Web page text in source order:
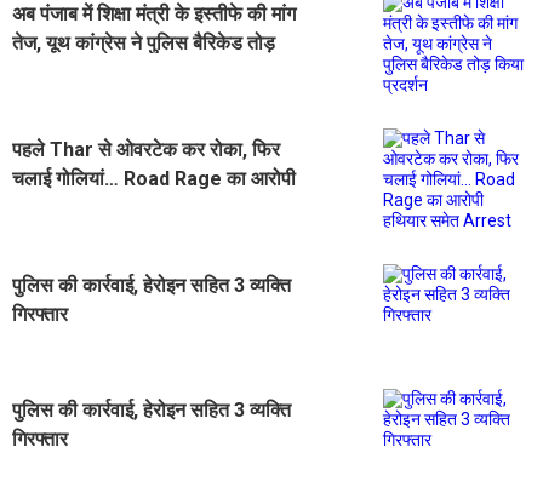
अब पंजाब में शिक्षा मंत्री के इस्तीफे की मांग
तेज, यूथ कांग्रेस ने पुलिस बैरिकेड तोड़
पहले Thar से ओवरटेक कर रोका, फिर
चलाई गोलियां… Road Rage का आरोपी
पुलिस की कार्रवाई, हेरोइन सहित 3 व्यक्ति
गिरफ्तार
पुलिस की कार्रवाई, हेरोइन सहित 3 व्यक्ति
गिरफ्तार